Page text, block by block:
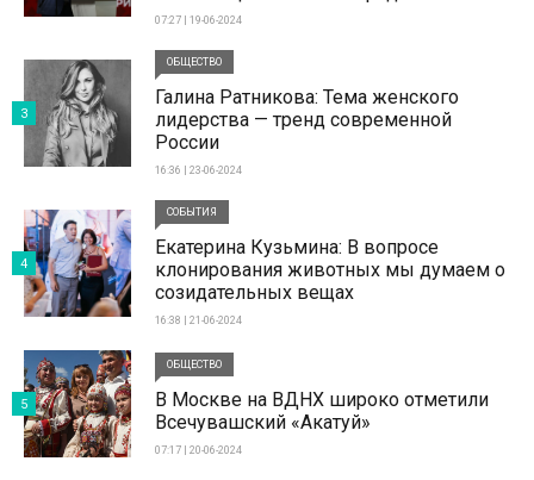
07:27 | 19-06-2024
ОБЩЕСТВО
Галина Ратникова: Тема женского
лидерства — тренд современной
России
16:36 | 23-06-2024
3
СОБЫТИЯ
Екатерина Кузьмина: В вопросе
клонирования животных мы думаем о
созидательных вещах
16:38 | 21-06-2024
4
ОБЩЕСТВО
В Москве на ВДНХ широко отметили
Всечувашский «Акатуй»
07:17 | 20-06-2024
5